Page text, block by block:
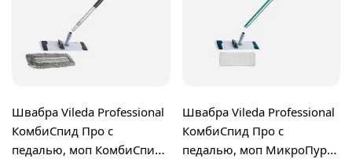
Швабра Vileda Professional
КомбиСпид Про с
педалью, моп КомбиСпид
Швабра Vileda Professional
КомбиСпид Про с
педалью, моп МикроПур